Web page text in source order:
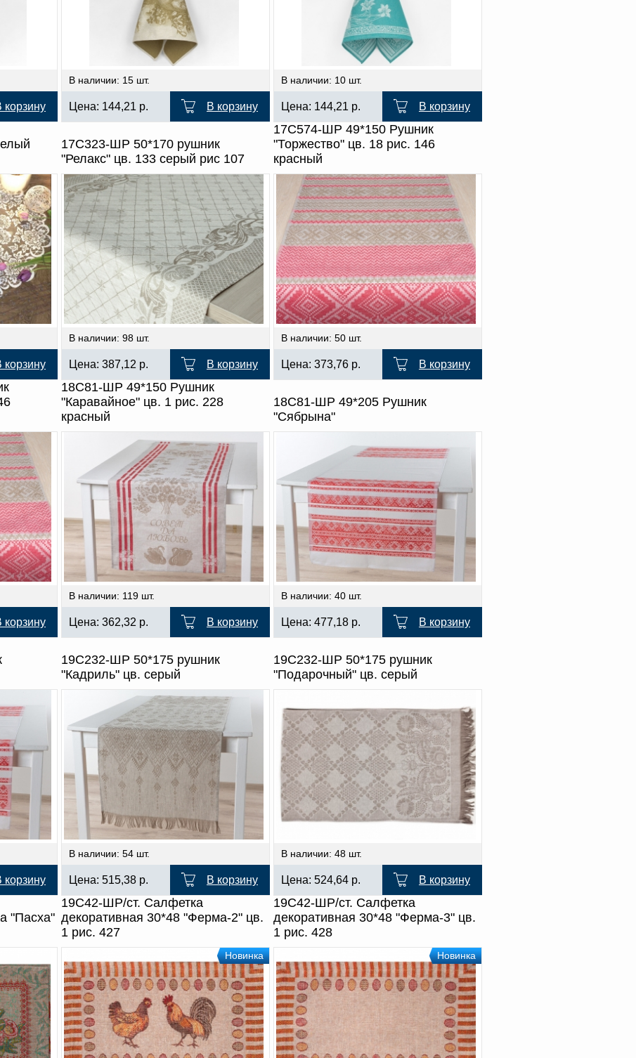
корзину
В наличии: 15 шт.
Цена: 144,21 р. В корзину
В наличии: 10 шт.
Цена: 144,21 р. В корзину
корзину
17С323-ШР 50*170 рушник
"Релакс" цв. 133 серый рис 107
В наличии: 98 шт.
Цена: 387,12 р. В корзину
17С574-ШР 49*150 Рушник
"Торжество" цв. 18 рис. 146
красный
В наличии: 50 шт.
Цена: 373,76 р. В корзину
корзину
18С81-ШР 49*150 Рушник
"Каравайное" цв. 1 рис. 228
красный
В наличии: 119 шт.
Цена: 362,32 р. В корзину
18С81-ШР 49*205 Рушник
"Сябрына"
В наличии: 40 шт.
Цена: 477,18 р. В корзину
корзину
19С232-ШР 50*175 рушник
"Кадриль" цв. серый
В наличии: 54 шт.
Цена: 515,38 р. В корзину
19С232-ШР 50*175 рушник
"Подарочный" цв. серый
В наличии: 48 шт.
Цена: 524,64 р. В корзину
"Пасха"
19С42-ШР/ст. Салфетка
декоративная 30*48 "Ферма-2" цв.
1 рис. 427
Новинка
19С42-ШР/ст. Салфетка
декоративная 30*48 "Ферма-3" цв.
1 рис. 428
Новинка